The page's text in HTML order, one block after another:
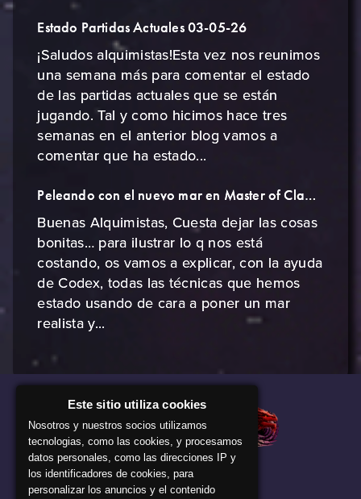
Estado Partidas Actuales 03-05-26
¡Saludos alquimistas!Esta vez nos reunimos
una semana más para comentar el estado
de las partidas actuales que se están
jugando. Tal y como hicimos hace tres
semanas en el anterior blog vamos a
comentar que ha estado...
Peleando con el nuevo mar en Master of Cladia
Buenas Alquimistas, Cuesta dejar las cosas
bonitas… para ilustrar lo q nos está
costando, os vamos a explicar, con la ayuda
de Codex, todas las técnicas que hemos
estado usando de cara a poner un mar
realista y...
Este sitio utiliza cookies
Nosotros y nuestros socios utilizamos
tecnologias, como las cookies, y procesamos
datos personales, como las direcciones IP y
los identificadores de cookies, para
personalizar los anuncios y el contenido